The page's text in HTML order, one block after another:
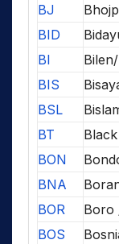
BJ
BID
BI
BIS
BSL
BT
BON
BNA
BOR
Boro
BOS